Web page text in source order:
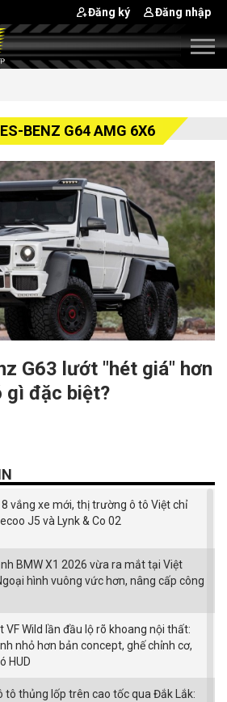
Đăng ký Đăng nhập
BENZ G64 AMG 6X6
G63 lướt "hét giá" hơn
gì đặc biệt?
vắng xe mới, thị trường ô tô Việt chỉ
J5 và Lynk & Co 02
BMW X1 2026 vừa ra mắt tại Việt
hình vuông vức hơn, nâng cấp công
VF Wild lần đầu lộ rõ khoang nội thất:
nhỏ hơn bản concept, ghế chỉnh cơ,
HUD
tô thủng lốp trên cao tốc qua Đắk Lắk: